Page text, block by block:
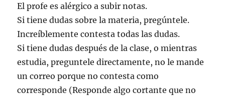
El profe es alérgico a subir notas.
Si tiene dudas sobre la materia, pregúntele.
Increíblemente contesta todas las dudas.
Si tiene dudas después de la clase, o mientras
estudia, preguntele directamente, no le mande
un correo porque no contesta como
corresponde (Responde algo cortante que no